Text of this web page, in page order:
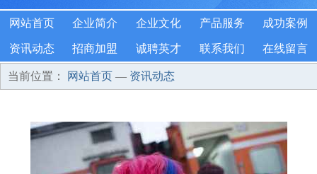
网站首页 企业简介 企业文化 产品服务 成功案例
资讯动态 招商加盟 诚聘英才 联系我们 在线留言
当前位置： 网站首页 — 资讯动态